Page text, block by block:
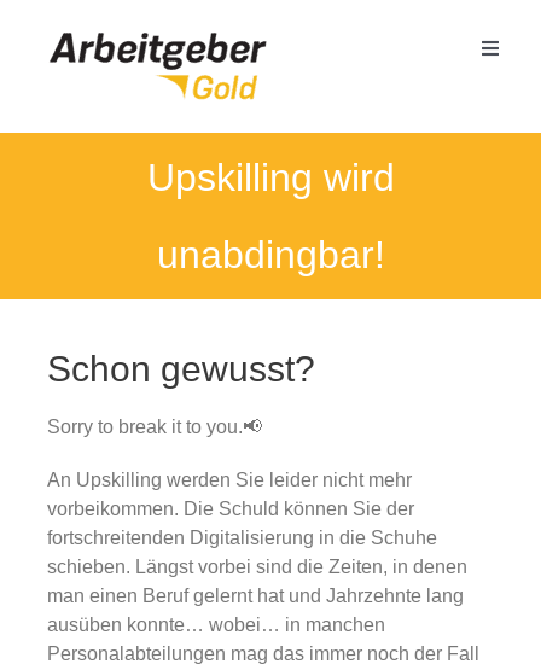
Toggle
Seminare
Gold
Über uns
Upskilling wird
unabdingbar!
Schon gewusst?
Sorry to break it to you.📢
An Upskilling werden Sie leider nicht mehr
vorbeikommen. Die Schuld können Sie der
fortschreitenden Digitalisierung in die Schuhe
schieben. Längst vorbei sind die Zeiten, in denen
man einen Beruf gelernt hat und Jahrzehnte lang
ausüben konnte… wobei… in manchen
Personalabteilungen mag das immer noch der Fall